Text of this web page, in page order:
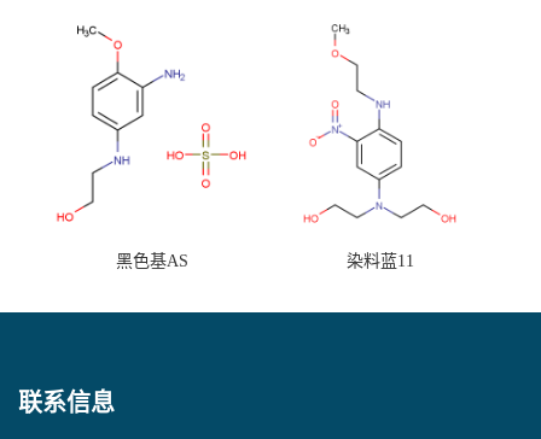
黑色基AS 染料蓝11
联系信息